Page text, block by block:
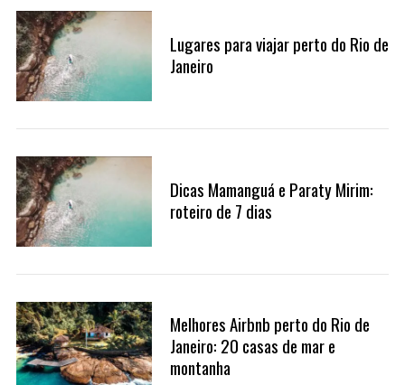
Lugares para viajar perto do Rio de
Janeiro
Dicas Mamanguá e Paraty Mirim:
roteiro de 7 dias
Melhores Airbnb perto do Rio de
Janeiro: 20 casas de mar e
montanha